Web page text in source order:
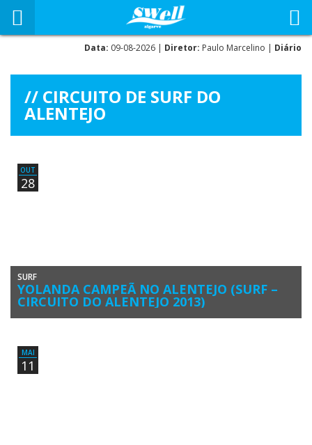
Data: 09-08-2026 | Diretor: Paulo Marcelino | Diário
CIRCUITO DE SURF DO
ALENTEJO
OUT
28
SURF
YOLANDA CAMPEÃ NO ALENTEJO (SURF –
CIRCUITO DO ALENTEJO 2013)
Yolanda Hopkins (com prancha) venceu a Etapa em Femininos e Marta
MAI
11